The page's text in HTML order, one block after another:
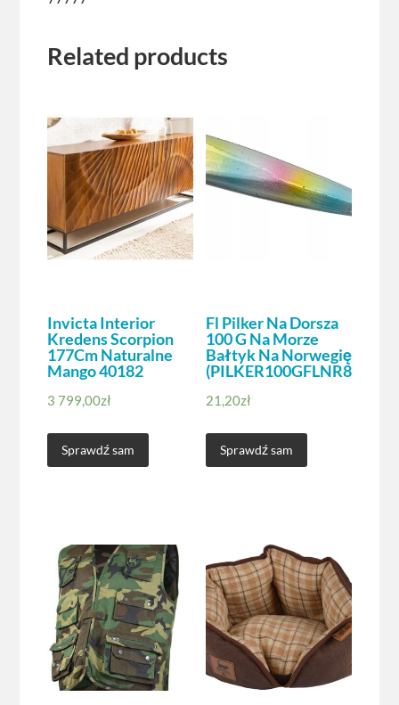
Related products
Invicta Interior
Kredens Scorpion
177Cm Naturalne
Mango 40182
3 799,00zł
Sprawdź sam
Fl Pilker Na Dorsza
100 G Na Morze
Bałtyk Na Norwegię
(PILKER100GFLNR8)
21,20zł
Sprawdź sam